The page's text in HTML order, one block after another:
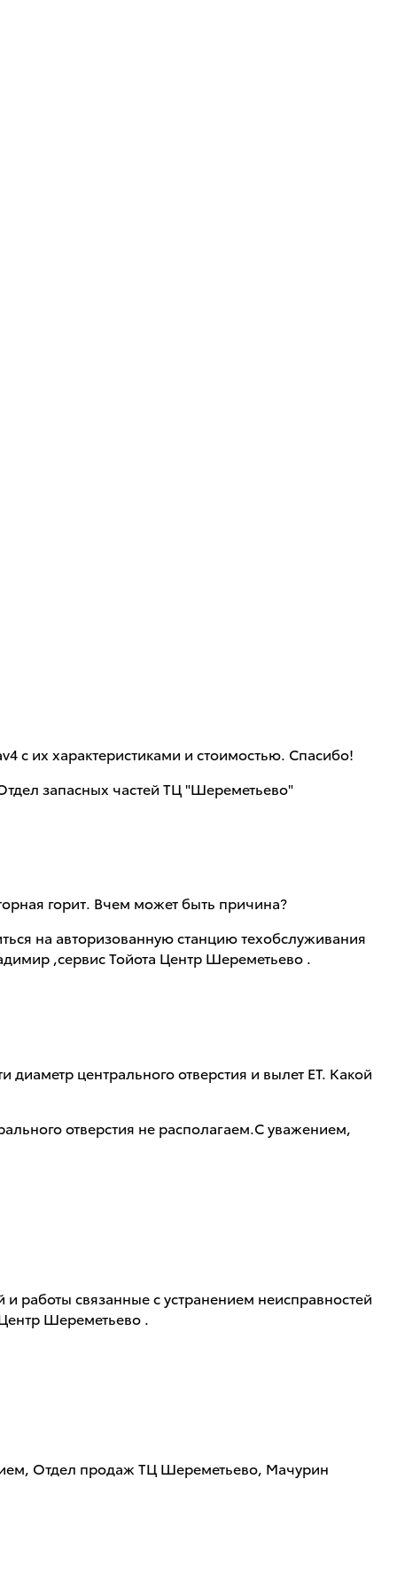
с их характеристиками и стоимостью. Спасибо!
запасных частей ТЦ "Шереметьево"
горит. Вчем может быть причина?
на авторизованную станцию техобслуживания
,сервис Тойота Центр Шереметьево .
диаметр центрального отверстия и вылет ЕТ. Какой
отверстия не располагаем.С уважением,
работы связанные с устранением неисправностей
Шереметьево .
Отдел продаж ТЦ Шереметьево, Мачурин